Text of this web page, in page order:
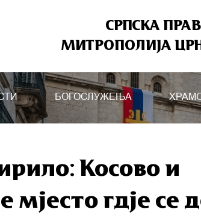
СРПСКА
МИТРОПОЛИЈА
БОГОСЛУЖЕЊА
Косово и
мјесто гдје се